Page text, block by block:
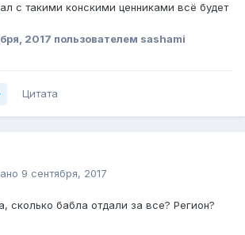
с такими конскими ценниками всё будет
2017 пользователем sashami
Цитата
9 сентября, 2017
сколько бабла отдали за все? Регион?